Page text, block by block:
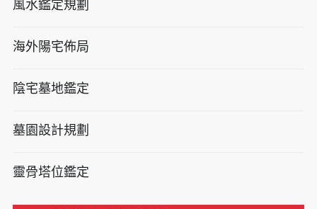
風水鑑定規劃
海外陽宅佈局
陰宅墓地鑑定
墓園設計規劃
靈骨塔位鑑定